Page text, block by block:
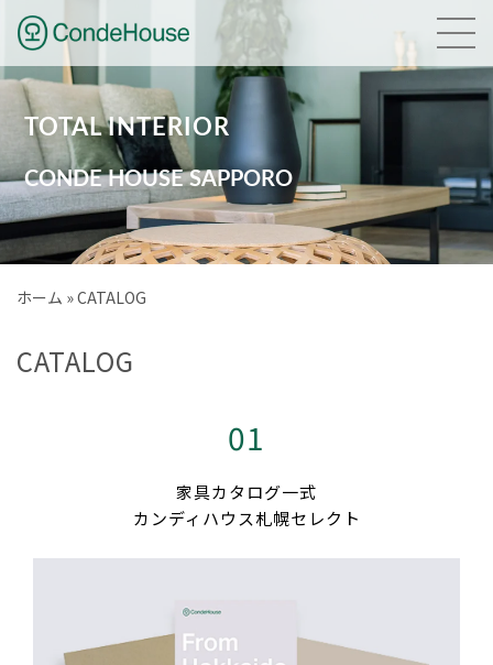
HOME
NEWS
GALLERY
BRAND
COMPANY
BLOG
こちら
TOTAL INTERIOR
CONDE HOUSE SAPPORO
ホーム »CATALOG
CATALOG
01
家具カタログ一式
カンディハウス札幌セレクト